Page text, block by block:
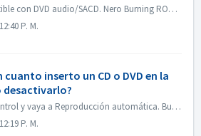
Nero no es compatible con DVD audio/SACD. Nero Burning ROM sólo admite la grabación de CD de audio en 44100 hz.
P. M.
cuanto inserto un CD o DVD en la
desactivarlo?
Abra el Panel de control y vaya a Reproducción automática. Busca la configuración de cada DVD o CD. Selecciona "Preguntarme cada vez" o "No r...
P. M.